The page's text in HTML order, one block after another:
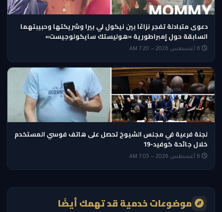
دعوى متبادلة تفجر نزاعًا بين نيكول لي بيرا وشريكتها وحبيبتهما
السابقة حول إمبراطورية «هوليستك سايكولوجيست»
لجنة فرعية في مجلس الشيوخ تحصل على هاتف فوسي المستخدم
خلال جائحة كوفيد-19
موضوعات خدمية قد تهمك أيضًا